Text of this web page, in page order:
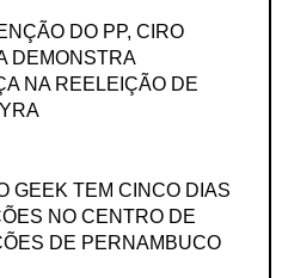
DO PP, CIRO
DEMONSTRA
NA REELEIÇÃO DE
GEEK TEM CINCO DIAS
NO CENTRO DE
DE PERNAMBUCO